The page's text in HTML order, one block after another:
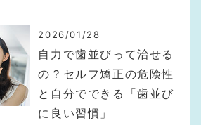
2026/01/28
自力で歯並びって治せる
の？セルフ矯正の危険性
と自分でできる「歯並び
に良い習慣」